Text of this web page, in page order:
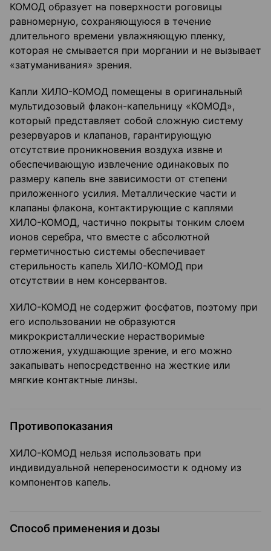
КОМОД образует на поверхности роговицы
равномерную, сохраняющуюся в течение
длительного времени увлажняющую пленку,
которая не смывается при моргании и не вызывает
«затуманивания» зрения.
Капли ХИЛО-КОМОД помещены в оригинальный
мультидозовый флакон-капельницу «КОМОД»,
который представляет собой сложную систему
резервуаров и клапанов, гарантирующую
отсутствие проникновения воздуха извне и
обеспечивающую извлечение одинаковых по
размеру капель вне зависимости от степени
приложенного усилия. Металлические части и
клапаны флакона, контактирующие с каплями
ХИЛО-КОМОД, частично покрыты тонким слоем
ионов серебра, что вместе с абсолютной
герметичностью системы обеспечивает
стерильность капель ХИЛО-КОМОД при
отсутствии в нем консервантов.
ХИЛО-КОМОД не содержит фосфатов, поэтому при
его использовании не образуются
микрокристаллические нерастворимые
отложения, ухудшающие зрение, и его можно
закапывать непосредственно на жесткие или
мягкие контактные линзы.
Противопоказания
ХИЛО-КОМОД нельзя использовать при
индивидуальной непереносимости к одному из
компонентов капель.
Способ применения и дозы